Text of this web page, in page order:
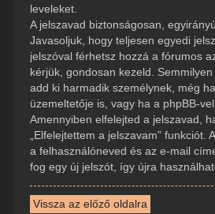
leveleket.
A jelszavad biztonságosan,
Javasoljuk, hogy teljesen egyedi
jelszóval férhetsz hozzá a fórumos
kérjük, gondosan kezeld.
add ki harmadik személynek, még
üzemeltetője is, vagy ha a phpBB-
Amennyiben elfelejted a jelszavad,
„Elfelejtettem a jelszavam” funkciót.
a felhasználóneved és az e-mail
fog egy új jelszót, így újra
Vissza az előző oldalra